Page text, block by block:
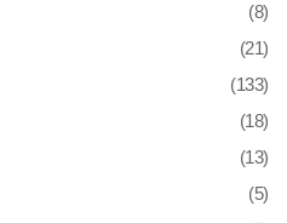
(8)
(21)
(133)
(18)
(13)
(5)